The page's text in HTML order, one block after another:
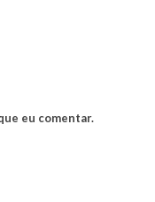
eu comentar.